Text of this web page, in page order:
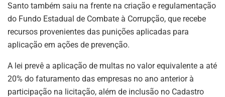
Santo também saiu na frente na criação e regulamentação
do Fundo Estadual de Combate à Corrupção, que recebe
recursos provenientes das punições aplicadas para
aplicação em ações de prevenção.
A lei prevê a aplicação de multas no valor equivalente a até
20% do faturamento das empresas no ano anterior à
participação na licitação, além de inclusão no Cadastro